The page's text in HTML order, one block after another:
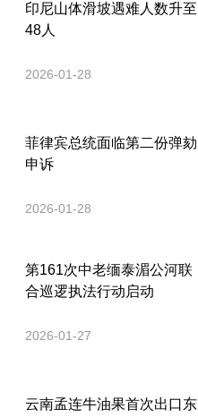
印尼山体滑坡遇难人数升至
48人
2026-01-28
菲律宾总统面临第二份弹劾
申诉
2026-01-28
第161次中老缅泰湄公河联
合巡逻执法行动启动
2026-01-27
云南孟连牛油果首次出口东